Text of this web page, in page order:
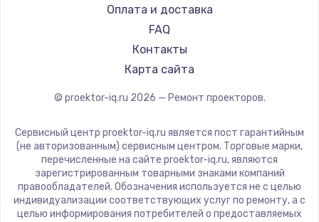
Hiper
HITACHI
Panasonic
Hisense
Оплата и доставка
FAQ
Контакты
Карта сайта
© proektor-iq.ru 2026 — Ремонт проекторов.
Сервисный центр proektor-iq.ru является пост гарантийным
(не авторизованным) сервисным центром. Торговые марки,
перечисленные на сайте proektor-iq.ru, являются
зарегистрированным товарными знаками компаний
правообладателей. Обозначения используется не с целью
индивидуализации соответствующих услуг по ремонту, а с
целью информирования потребителей о предоставляемых